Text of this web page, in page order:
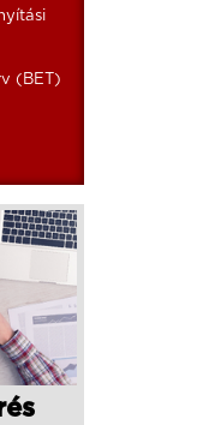
(BET)